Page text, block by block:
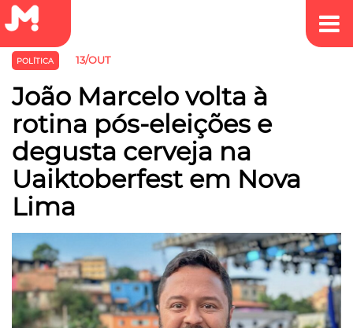
POLÍTICA 13/OUT
João Marcelo volta à
rotina pós-eleições e
degusta cerveja na
Uaiktoberfest em Nova
Lima